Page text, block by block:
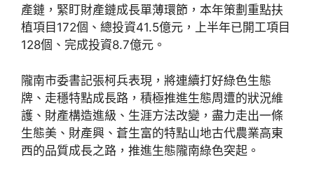
產鏈，緊盯財產鏈成長單薄環節，本年策劃重點扶
植項目172個、總投資41.5億元，上半年已開工項目
128個、完成投資8.7億元。
隴南市委書記張柯兵表現，將連續打好綠色生態
牌、走穩特點成長路，積極推進生態周遭的狀況維
護、財產構造進級、生涯方法改變，盡力走出一條
生態美、財產興、蒼生富的特點山地古代農業高東
西的品質成長之路，推進生態隴南綠色突起。